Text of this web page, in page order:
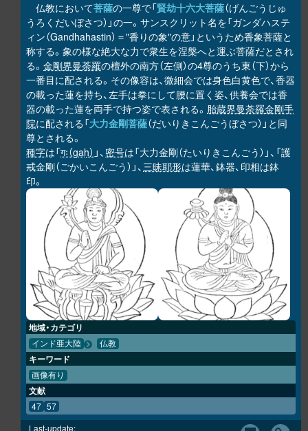
仏教において菩薩の一尊で「賢劫十六大菩薩（げんごうじゅ
うろくだいぼさつ）」の一。サンスクリット名を「ガンダハステ
ィン（Gandhahastin）＝"香りの象"の意」というため香象菩薩と
称する。象の様な絶大な力で衆生を涅槃へと運ぶ菩薩だとされ
る。 金剛界曼荼羅の檀外の南方（左側）の4尊のうち東（下）から
一番目に配される。その像容は、微細会では身色白黄色で、香器
の載った蓮を持ち、左手は拳にして腰に置く姿、供養会では香
器の載った蓮を両手で持つ姿で表される。 胎蔵界曼荼羅金剛手
院に配される「大力金剛菩薩（だいりきこんごうぼさつ）」と同
尊とされる。
種字は「गः（gaḥ） 」、 密号は「大力金剛（たいりきこんごう）」、「護
戒金剛（ごかいこんごう）」、三昧耶形は蓮華、鉢器、印相は鉢
印。
地域・カテゴリ
インド亜大陸 仏教
キーワード
画像有り
文献
47 57
Last-update: